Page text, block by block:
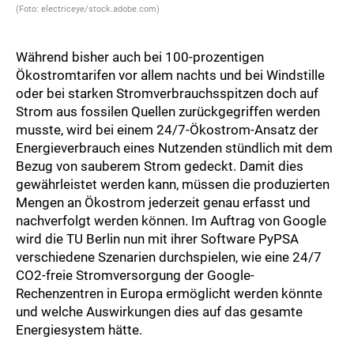
(Foto: electriceye/stock.adobe.com)
Während bisher auch bei 100-prozentigen
Ökostromtarifen vor allem nachts und bei Windstille
oder bei starken Stromverbrauchsspitzen doch auf
Strom aus fossilen Quellen zurückgegriffen werden
musste, wird bei einem 24/7-Ökostrom-Ansatz der
Energieverbrauch eines Nutzenden stündlich mit dem
Bezug von sauberem Strom gedeckt. Damit dies
gewährleistet werden kann, müssen die produzierten
Mengen an Ökostrom jederzeit genau erfasst und
nachverfolgt werden können. Im Auftrag von Google
wird die TU Berlin nun mit ihrer Software PyPSA
verschiedene Szenarien durchspielen, wie eine 24/7
CO2-freie Stromversorgung der Google-
Rechenzentren in Europa ermöglicht werden könnte
und welche Auswirkungen dies auf das gesamte
Energiesystem hätte.